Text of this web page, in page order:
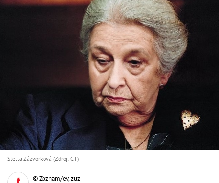
Stella Zázvorková (Zdroj: CT)
© Zoznam/ev, zuz